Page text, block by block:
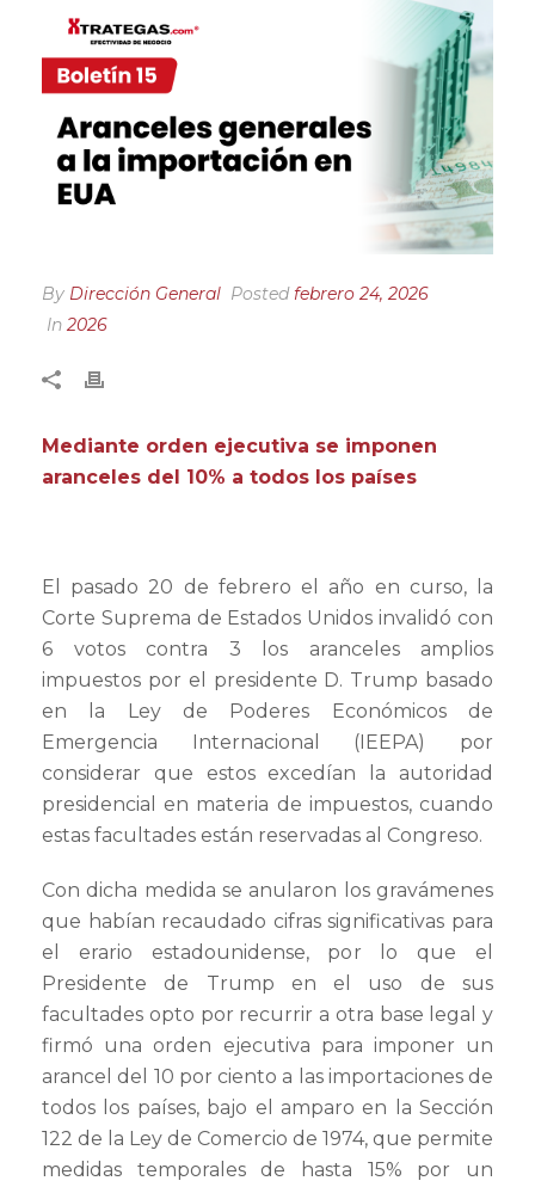
By Dirección General Posted febrero 24, 2026
In 2026
Mediante orden ejecutiva se imponen
aranceles del 10% a todos los países
El pasado 20 de febrero el año en curso, la
Corte Suprema de Estados Unidos invalidó con
6 votos contra 3 los aranceles amplios
impuestos por el presidente D. Trump basado
en la Ley de Poderes Económicos de
Emergencia Internacional (IEEPA) por
considerar que estos excedían la autoridad
presidencial en materia de impuestos, cuando
estas facultades están reservadas al Congreso.
Con dicha medida se anularon los gravámenes
que habían recaudado cifras significativas para
el erario estadounidense, por lo que el
Presidente de Trump en el uso de sus
facultades opto por recurrir a otra base legal y
firmó una orden ejecutiva para imponer un
arancel del 10 por ciento a las importaciones de
todos los países, bajo el amparo en la Sección
122 de la Ley de Comercio de 1974, que permite
medidas temporales de hasta 15% por un